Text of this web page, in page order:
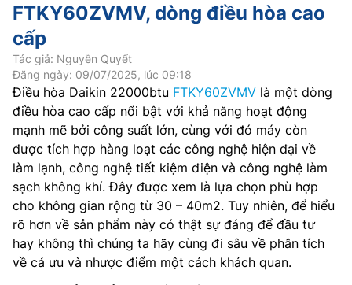
FTKY60ZVMV, dòng điều hòa cao
cấp
Tác giả: Nguyễn Quyết
Đăng ngày: 09/07/2025, lúc 09:18
Điều hòa Daikin 22000btu FTKY60ZVMV là một dòng
điều hòa cao cấp nổi bật với khả năng hoạt động
mạnh mẽ bởi công suất lớn, cùng với đó máy còn
được tích hợp hàng loạt các công nghệ hiện đại về
làm lạnh, công nghệ tiết kiệm điện và công nghệ làm
sạch không khí. Đây được xem là lựa chọn phù hợp
cho không gian rộng từ 30 – 40m2. Tuy nhiên, để hiểu
rõ hơn về sản phẩm này có thật sự đáng để đầu tư
hay không thì chúng ta hãy cùng đi sâu về phân tích
về cả ưu và nhược điểm một cách khách quan.